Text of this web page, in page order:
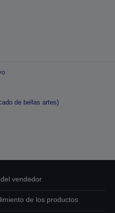
de bellas artes)
vendedor
de los productos